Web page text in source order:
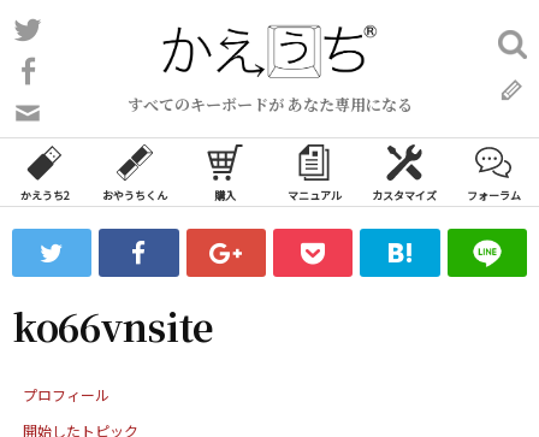
コ
ン
ン
ツ
ス
ッ
プ
すべてのキーボードが あなた専用になる
い
合
わ
フ
ォ
ム
検
索:
かえうち2 おやうちくん 購入 マニュアル カスタマイズ フォーラム
ko66vnsite
プロフィール
開始したトピック